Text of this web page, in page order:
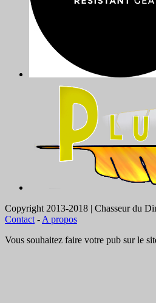
Copyright 2013-2018 | Chasseur du
Contact - A propos
Vous souhaitez faire votre pub sur le